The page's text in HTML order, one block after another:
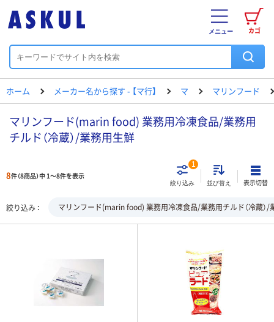
カゴ
メニュー
ホーム メーカー名から探す - 【マ行】 マ マリンフード
マリンフード(marin food) 業務用冷凍食品/業務用
チルド（冷蔵）/業務用生鮮
8件（8商品）中 1～8件を表示
絞り込み
1
並び替え 表示切替
絞り込み マリンフード(marin food) 業務用冷凍食品/業務用チルド（冷蔵）/